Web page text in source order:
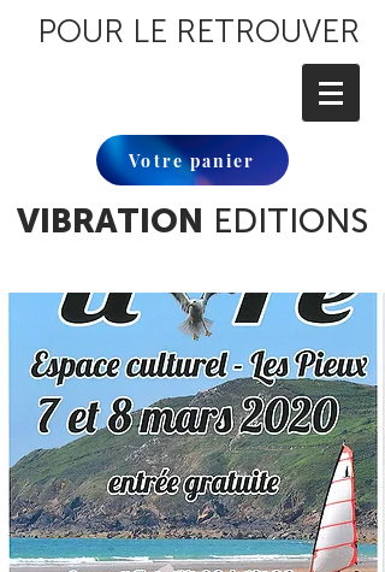
POUR LE RETROUVER
Votre panier
VIBRATION EDITIONS